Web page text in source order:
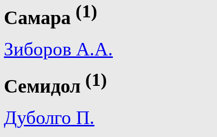
Самара (1)
Зиборов А.А.
Семидол (1)
Дуболго П.